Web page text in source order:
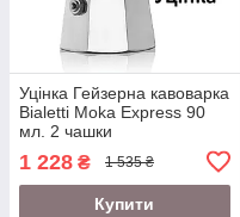
Уцінка Гейзерна кавоварка
Bialetti Moka Express 90
мл. 2 чашки
1 228 ₴ 1 535 ₴
Купити